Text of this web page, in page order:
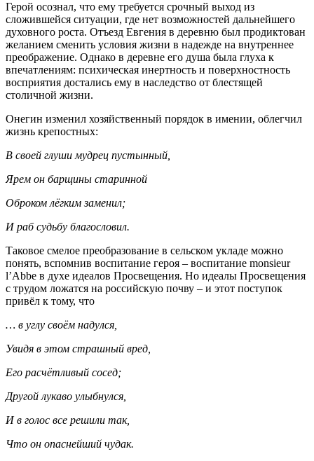
Герой осознал, что ему требуется срочный выход из
сложившейся ситуации, где нет возможностей дальнейшего
духовного роста. Отъезд Евгения в деревню был продиктован
желанием сменить условия жизни в надежде на внутреннее
преображение. Однако в деревне его душа была глуха к
впечатлениям: психическая инертность и поверхностность
восприятия достались ему в наследство от блестящей
столичной жизни.
Онегин изменил хозяйственный порядок в имении, облегчил
жизнь крепостных:
В своей глуши мудрец пустынный,
Ярем он барщины старинной
Оброком лёгким заменил;
И раб судьбу благословил.
Таковое смелое преобразование в сельском укладе можно
понять, вспомнив воспитание героя – воспитание monsieur
l’Abbе в духе идеалов Просвещения. Но идеалы Просвещения
с трудом ложатся на российскую почву – и этот поступок
привёл к тому, что
… в углу своём надулся,
Увидя в этом страшный вред,
Его расчётливый сосед;
Другой лукаво улыбнулся,
И в голос все решили так,
Что он опаснейший чудак.